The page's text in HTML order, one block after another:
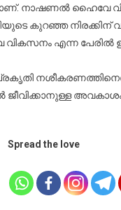
നാഷണൽ ഹൈവേ
കുറഞ്ഞ നിരക്കിന്
എന്ന പേരിൽ
ജീവിക്കാനുള്ള
Spread the love